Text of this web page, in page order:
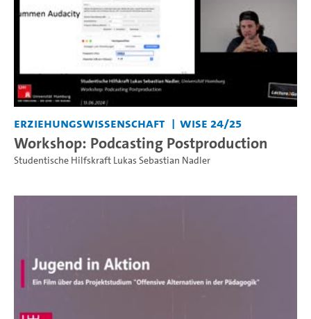
Erziehungswissenschaft WiSe 24/25
Workshop: Podcasting Postproduction
Studentische Hilfskraft Lukas Sebastian Nadler